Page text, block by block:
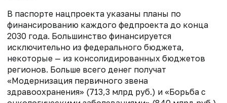
В паспорте нацпроекта указаны планы по
финансированию каждого федпроекта до конца
2030 года. Большинство финансируется
исключительно из федерального бюджета,
некоторые — из консолидированных бюджетов
регионов. Больше всего денег получат
«Модернизация первичного звена
здравоохранения» (713,3 млрд руб.) и «Борьба с